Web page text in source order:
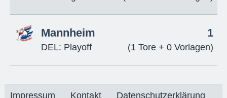
Mannheim
DEL: Playoff
1
(1 Tore + 0 Vorlagen)
Impressum Kontakt Datenschutzerklärung